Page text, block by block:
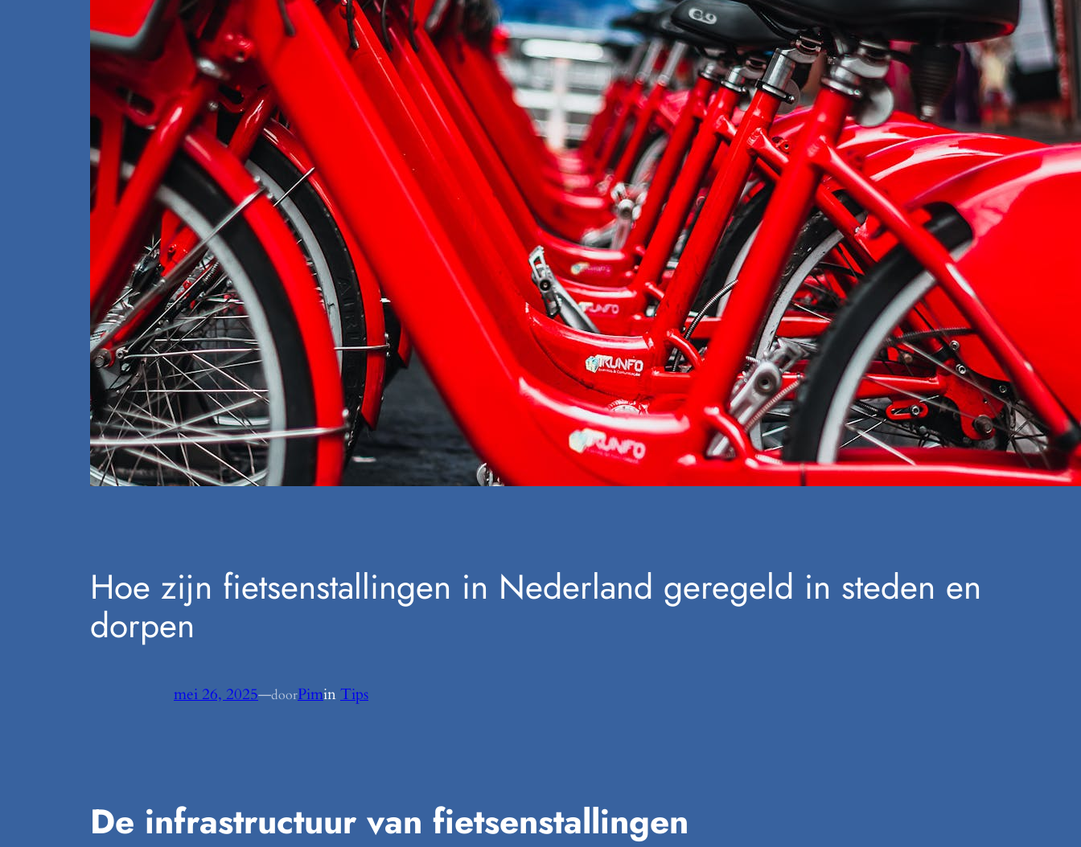
Hoe zijn fietsenstallingen in Nederland geregeld in steden en
dorpen
mei 26, 2025—doorPiminTips
De infrastructuur van fietsenstallingen